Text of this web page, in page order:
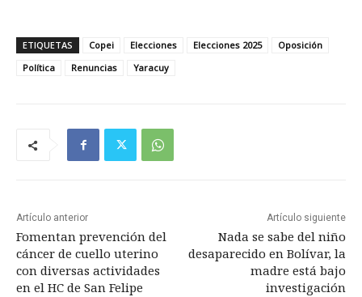
ETIQUETAS Copei Elecciones Elecciones 2025
Oposición
Política
Renuncias Yaracuy
Artículo anterior
Fomentan prevención del
cáncer de cuello uterino
con diversas actividades
en el HC de San Felipe
Artículo siguiente
Nada se sabe del niño
desaparecido en Bolívar, la
madre está bajo
investigación